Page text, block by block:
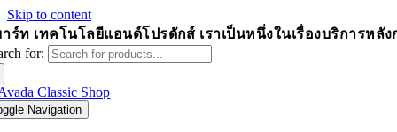
Skip to content
ร์ท เทคโนโลยีแอนด์โปรดักส์ เราเป็นหนึ่งในเรื่องบริการหลั
for:
Navigation